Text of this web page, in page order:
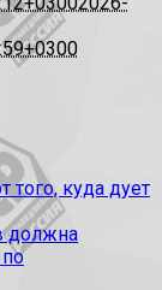
того, куда дует
должна